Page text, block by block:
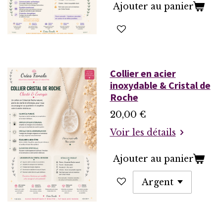
Ajouter au panier
Collier en acier
inoxydable & Cristal de
Roche
20,00 €
Voir les détails
Ajouter au panier